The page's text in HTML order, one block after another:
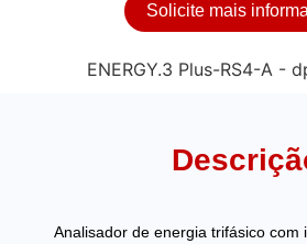
Solicite mais
Analisador de energia trifásico com